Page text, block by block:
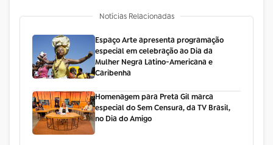
Notícias Relacionadas
Espaço Arte apresenta programação
especial em celebração ao Dia da
Mulher Negra Latino-Americana e
Caribenha
Homenagem para Preta Gil marca
especial do Sem Censura, da TV Brasil,
no Dia do Amigo